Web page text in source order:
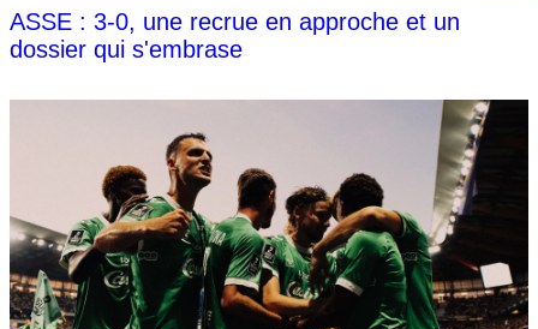
ASSE : 3-0, une recrue en approche et un
dossier qui s'embrase